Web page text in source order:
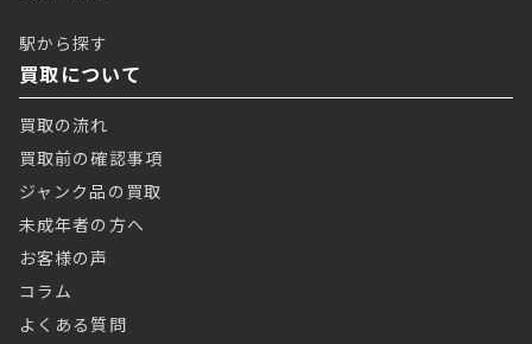
駅から探す
買取について
買取の流れ
買取前の確認事項
ジャンク品の買取
未成年者の方へ
お客様の声
コラム
よくある質問